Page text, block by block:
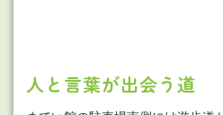
人と言葉が出会う道